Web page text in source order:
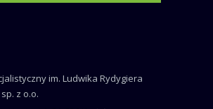
im. Ludwika Rydygiera
z o.o.